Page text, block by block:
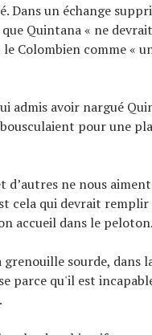
Dans un échange
Quintana « ne
Colombien comme «
admis avoir nargué
pour une
ne nous
cela qui devrait remplir
accueil dans le peloton.
sourde, dans
parce qu'il est